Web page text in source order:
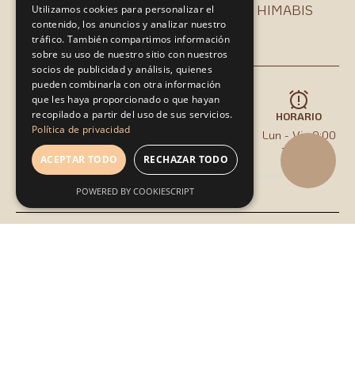
ARQUITECTURAPROYECTOSSOBRE HIMABIS
CONTACTA
LLÁMANOS
tel:0034971317493
ESCRÍBENOS
info@himabis.com
DÓNDE ESTAMOS
local 1 07800
HORARIO
Lun - Vie 9:00
- 16:00
Utilizamos cookies para personalizar el
contenido, los anuncios y analizar nuestro
tráfico. También compartimos información
sobre su uso de nuestro sitio con nuestros
socios de publicidad y análisis, quienes
pueden combinarla con otra información
que les haya proporcionado o que hayan
recopilado a partir del uso de sus servicios.
Política de privacidad
ACEPTAR TODO RECHAZAR TODO
POWERED BY COOKIESCRIPT